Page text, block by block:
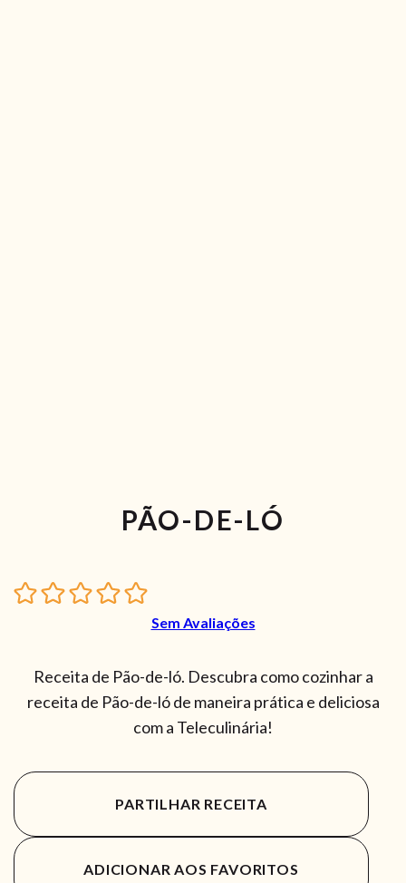
PÃO-DE-LÓ
Sem Avaliações
Receita de Pão-de-ló. Descubra como cozinhar a
receita de Pão-de-ló de maneira prática e deliciosa
com a Teleculinária!
PARTILHAR RECEITA
ADICIONAR AOS FAVORITOS